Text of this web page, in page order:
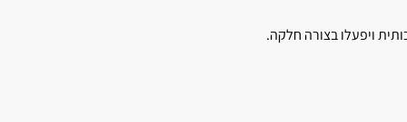
ויפעלו בצורה חלקה.